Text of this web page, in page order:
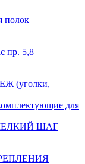
5,8
(уголки,
для
ШАГ